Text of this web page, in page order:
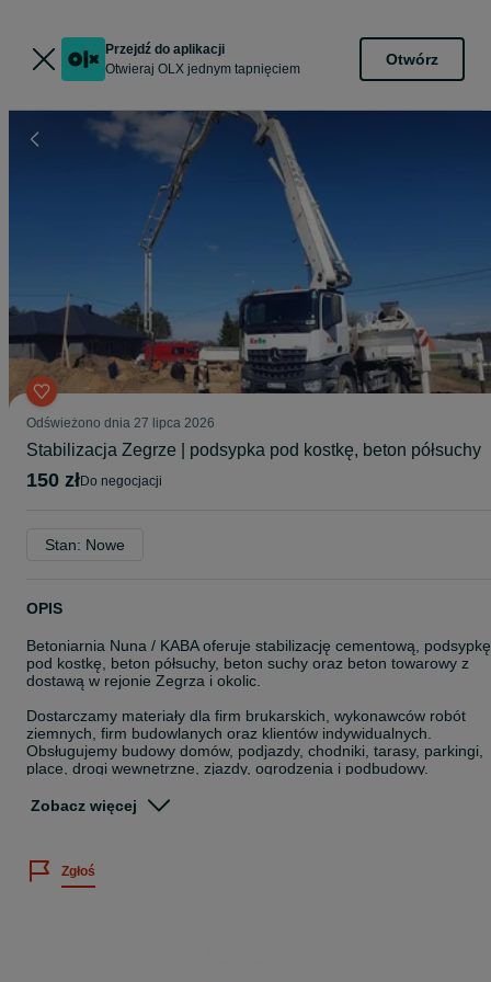
Przejdź do aplikacji
Otwieraj OLX jednym tapnięciem
Otwórz
Odświeżono dnia 27 lipca 2026
Stabilizacja Zegrze | podsypka pod kostkę, beton półsuchy
150 zł do negocjacji
Stan: Nowe
OPIS
Betoniarnia Nuna / KABA oferuje stabilizację cementową, podsypkę
pod kostkę, beton półsuchy, beton suchy oraz beton towarowy z
dostawą w rejonie Zegrza i okolic.
Dostarczamy materiały dla firm brukarskich, wykonawców robót
ziemnych, firm budowlanych oraz klientów indywidualnych.
Obsługujemy budowy domów, podjazdy, chodniki, tarasy, parkingi,
place, drogi wewnętrzne, zjazdy, ogrodzenia i podbudowy.
W ofercie posiadamy:
stabilizacja cementowa 5 MPa
stabilizacja pod kostkę brukową
Zobacz więcej
Zgłoś